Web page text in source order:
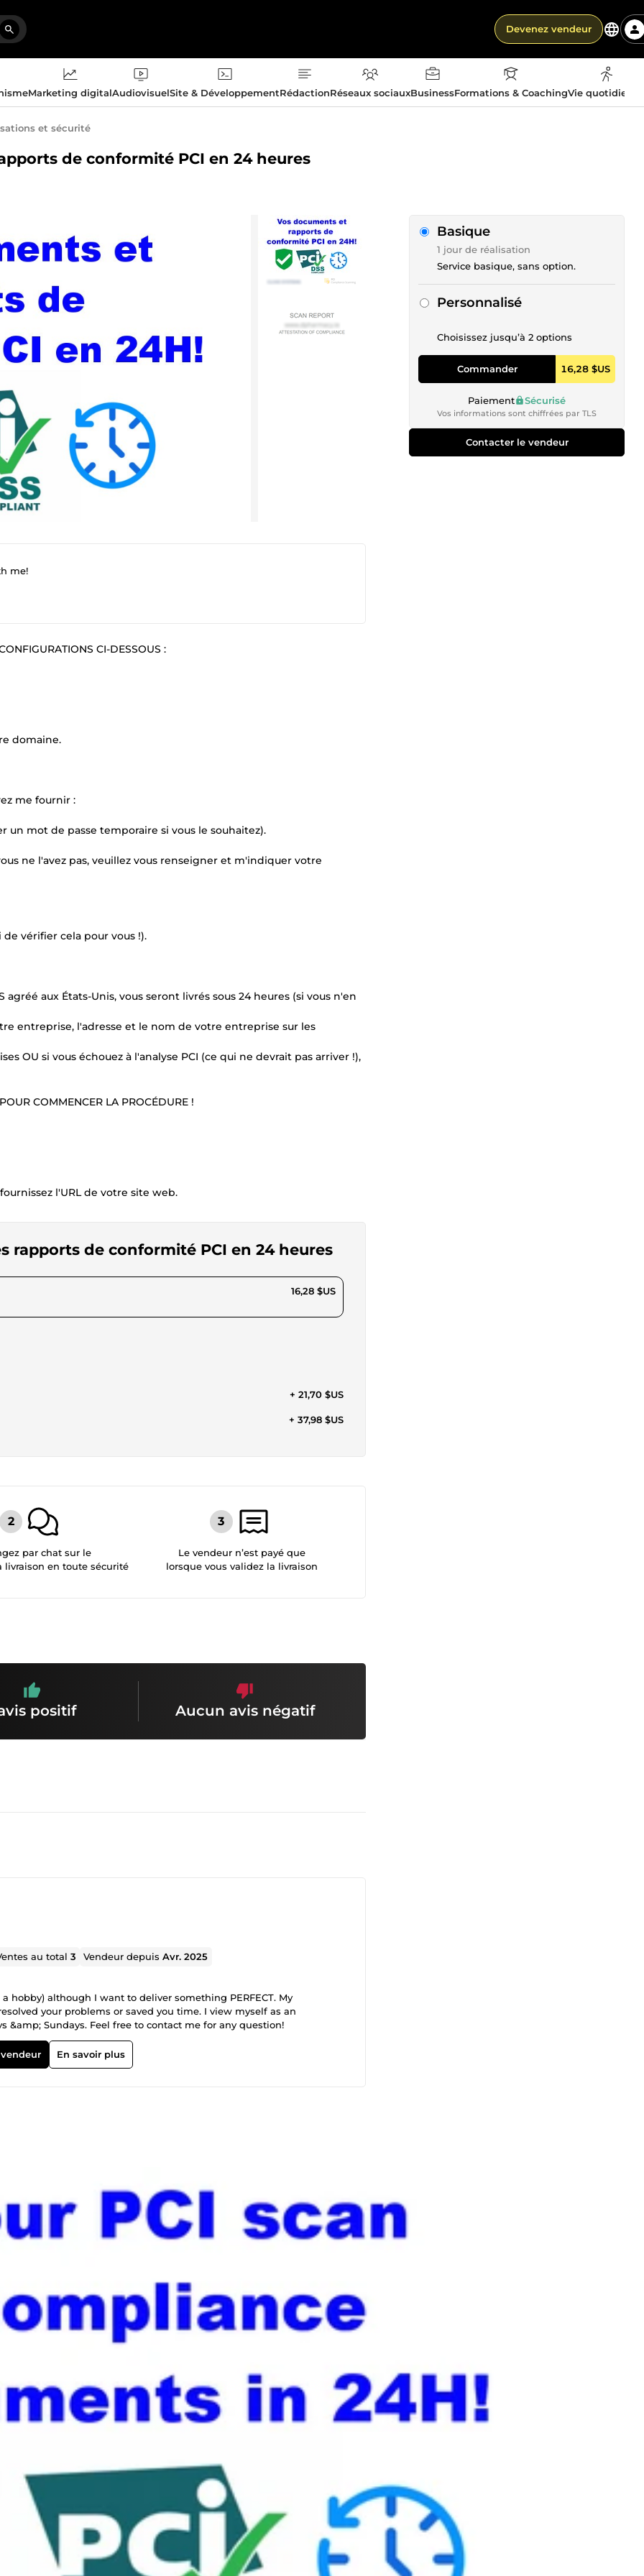
Devenez vendeur
Marketing digitalAudiovisuelSite & DéveloppementRédactionRéseaux sociauxBusinessFormations & CoachingVie
et sécurité
de conformité PCI en 24 heures
me!
CI-DESSOUS :
domaine.
me fournir :
un mot de passe temporaire si vous le souhaitez).
ne l'avez pas, veuillez vous renseigner et m'indiquer votre
vérifier cela pour vous !).
aux États-Unis, vous seront livrés sous 24 heures (si vous n'en
entreprise, l'adresse et le nom de votre entreprise sur les
OU si vous échouez à l'analyse PCI (ce qui ne devrait pas arriver !),
COMMENCER LA PROCÉDURE !
l'URL de votre site web.
rapports de conformité PCI en 24 heures
16,28 $US
+ 21,70 $US
+ 37,98 $US
Basique
1 jour de réalisation
Service basique, sans option.
Personnalisé
Choisissez jusqu’à 2 options
Commander 16,28 $US
Paiement Sécurisé
Vos informations sont chiffrées par TLS
Contacter le vendeur
par chat sur le
livraison en toute sécurité
Le vendeur n’est payé que
lorsque vous validez la livraison
positif Aucun avis négatif
au total3 Vendeur depuisAvr. 2025
although I want to deliver something PERFECT. My
your problems or saved you time. I view myself as an
&amp; Sundays. Feel free to contact me for any question!
En savoir plus